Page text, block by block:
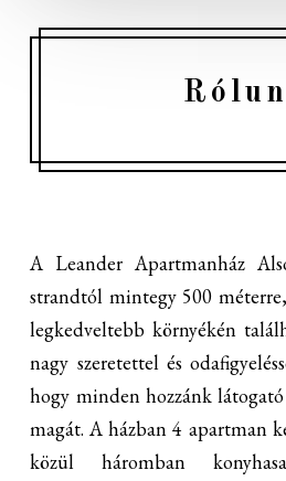
A Leander Apartmanház
strandtól mintegy 500
legkedveltebb környékén
nagy szeretettel és
hogy minden hozzánk
magát. A házban 4 apartman
közül háromban